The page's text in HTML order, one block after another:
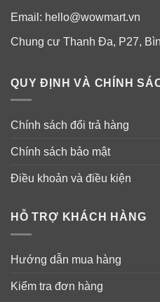
Số 1: Sữa rửa mặt thải
✓
Với chức năng 3in1 làm
bóng O2 siêu nhỏ.
✓ Đánh bay bụi bẩn bám sâu
✓Loại sạch tế bào chết làm
Email: hello@wowmart.vn
Chung cư Thanh Đa, P27,
QUY ĐỊNH VÀ CHÍNH
Chính sách đổi trả hàng
Chính sách bảo mật
Điều khoản và điều kiện
HỖ TRỢ KHÁCH HÀNG
Hướng dẫn mua hàng
Kiểm tra đơn hàng